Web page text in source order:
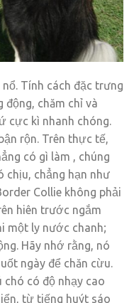
Tính cách đặc trưng
động, chăm chỉ và
cực kì nhanh chóng.
rộn. Trên thực tế,
có gì làm , chúng
chịu, chẳng hạn như
Collie không phải
hiên trước ngắm
một ly nước chanh;
Hãy nhớ rằng, nó
ngày để chăn cừu.
chó có độ nhạy cao
từ tiếng huýt sáo